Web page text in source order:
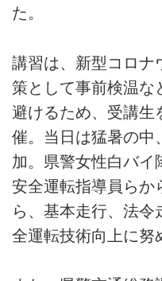
た。
講習は、新型コロナ
策として事前検温な
避けるため、受講生
催。当日は猛暑の中
加。県警女性白バイ
安全運転指導員らか
ら、基本走行、法
全運転技術向上に努